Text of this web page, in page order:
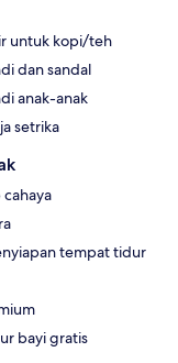
untuk kopi/teh
dan sandal
anak-anak
setrika
tempat tidur
bayi gratis